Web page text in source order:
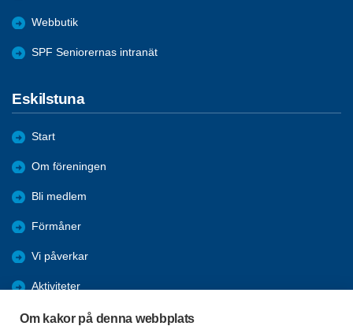
Om kakor på denna webbplats
Webbutik
SPF Seniorernas intranät
Eskilstuna
Start
Om föreningen
Bli medlem
Förmåner
Vi påverkar
Aktiviteter
Nyheter